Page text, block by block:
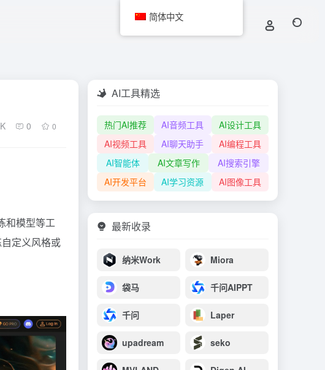
0 0
和模型等工
定义风格或
AI工具精选
热门AI推荐 AI音频工具
AI设计工具
AI视频工具
AI聊天助手
AI编程工具
AI智能体
AI文章写作
AI搜索引擎
AI开发平台
AI学习资源 AI图像工具
最新收录
纳米Work Miora
袋马 千问AIPPT
千问 Laper
upadream seko
简体中文